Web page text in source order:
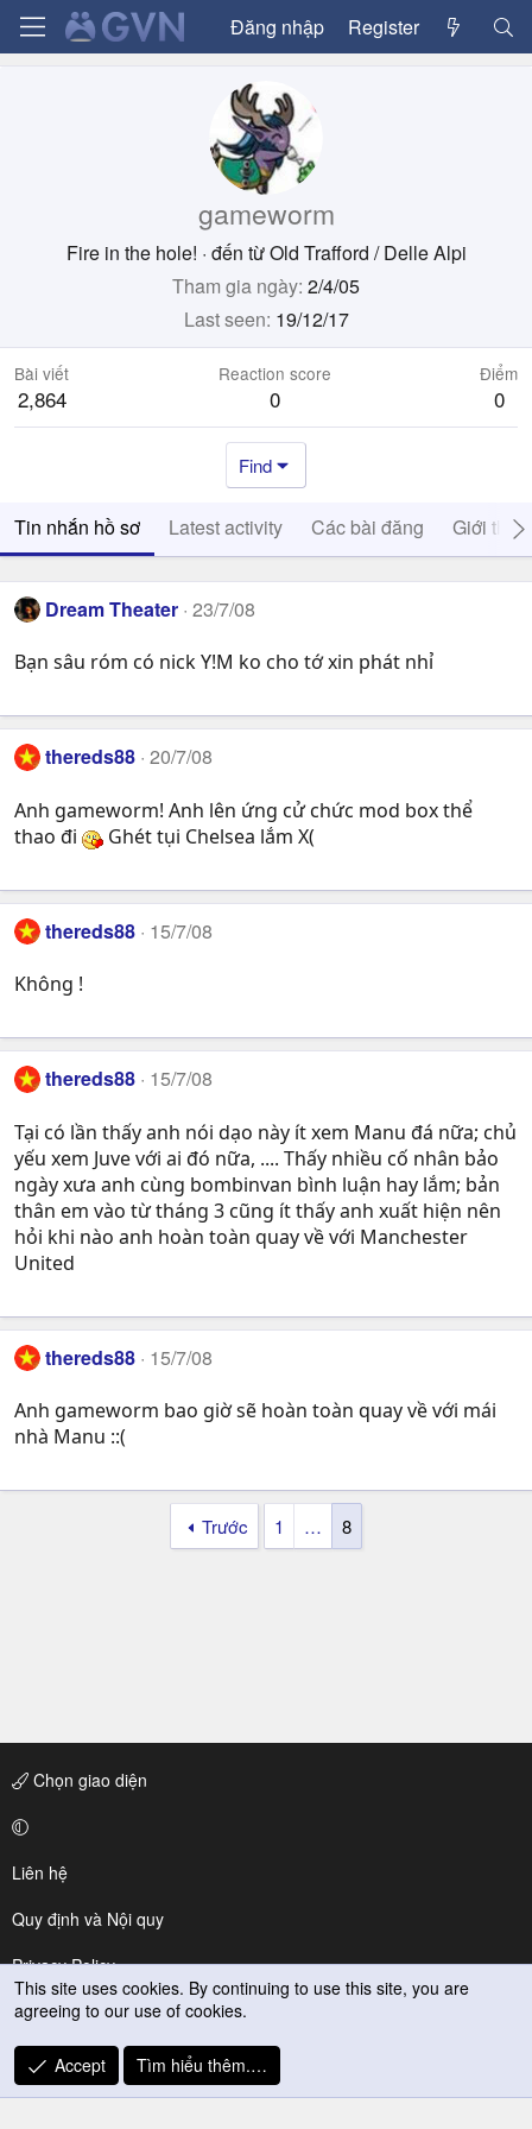
Đăng nhập Register
gameworm
Fire in the hole! · đến từOld Trafford / Delle Alpi
Tham gia ngày 2/4/05
Last seen 19/12/17
Bài viết
2,864
Reaction score
0
Điểm
0
Find
Tin nhắn hồ sơ Latest activity Các bài đăng Giới thiệu
Dream Theater 23/7/08
Bạn sâu róm có nick Y!M ko cho tớ xin phát nhỉ
thereds88 20/7/08
Anh gameworm! Anh lên ứng cử chức mod box thể
thao đi
Ghét tụi Chelsea lắm X(
thereds88 15/7/08
Không !
thereds88 15/7/08
Tại có lần thấy anh nói dạo này ít xem Manu đá nữa; chủ
yếu xem Juve với ai đó nữa, .... Thấy nhiều cố nhân bảo
ngày xưa anh cùng bombinvan bình luận hay lắm; bản
thân em vào từ tháng 3 cũng ít thấy anh xuất hiện nên
hỏi khi nào anh hoàn toàn quay về với Manchester
United
thereds88 15/7/08
Anh gameworm bao giờ sẽ hoàn toàn quay về với mái
nhà Manu ::(
Trước 1 … 8
Chọn giao diện
Liên hệ
Quy định và Nội quy
Privacy Policy
Trợ giúp
R
S
This site uses cookies. By continuing to use this site, you are
agreeing to our use of cookies.
Accept Tìm hiểu thêm.…